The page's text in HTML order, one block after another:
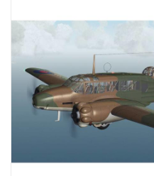
Nieuwe tekeningen
NIEUWE TIJDSCHRIFTEN
ABONNEMENT DE